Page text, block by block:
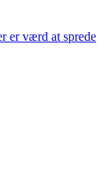
er værd at sprede